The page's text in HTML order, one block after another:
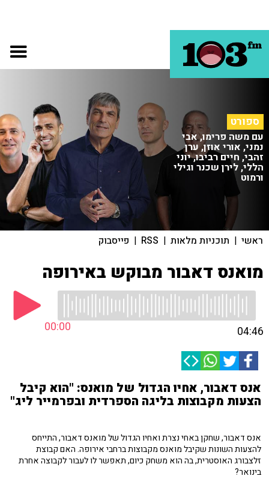
ספורט
עם משה פרימו, אבי
נמני, אורי אוזן, ערן
זהבי, חיים רביבו, יוני
הללי, לירן שכנר וגילי
ורמוט
ראשי | תוכניות מלאות |
RSS
| פייסבוק
מואנס דאבור מבוקש באירופה
00:00 04:46
אנס דאבור, אחיו הגדול של מואנס: "הוא קיבל
הצעות מקבוצות בליגה הספרדית ובפרמייר ליג"
אנס דאבור, שחקן באחי נצרת ואחיו הגדול של מואנס דאבור, התייחס
להצעות השונות שקיבל מואנס מקבוצות ברחבי אירופה. האם קבוצת
זלצבורג האוסטרית, בה הוא משחק כיום, תאפשר לו לעבור לקבוצה אחרת
בינואר?